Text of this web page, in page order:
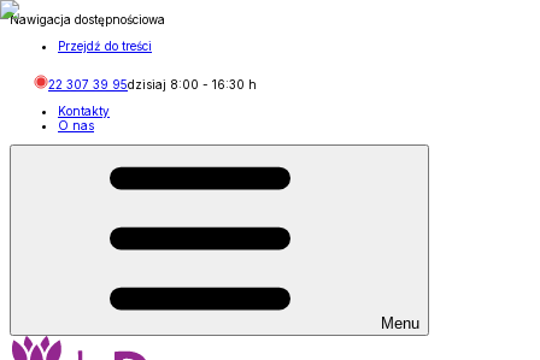
Nawigacja dostępnościowa
Przejdź do treści
22 307 39 95dzisiaj 8:00 - 16:30 h
Kontakty
O nas
Menu